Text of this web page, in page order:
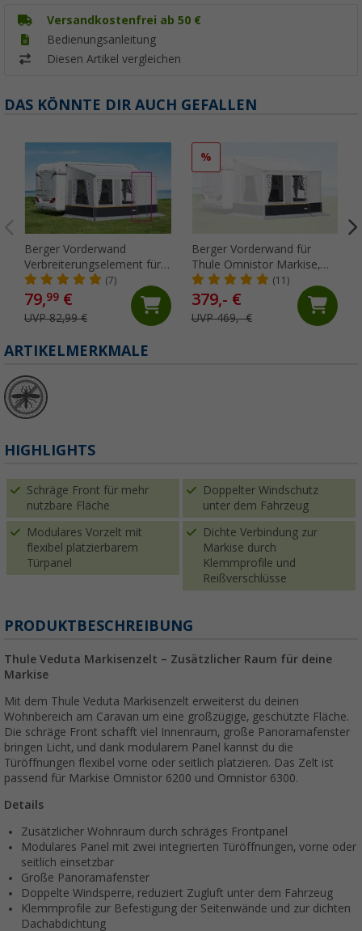
Versandkostenfrei ab 50 €
Bedienungsanleitung
Diesen Artikel vergleichen
DAS KÖNNTE DIR AUCH GEFALLEN
Berger Vorderwand
Verbreiterungselement für
Thule Omnistor Markisen,
50 cm
(7)
79,99 €
UVP 82,99 €
%
Berger Vorderwand für
Thule Omnistor Markise,
400 cm
(11)
379,- €
UVP 469,- €
ARTIKELMERKMALE
HIGHLIGHTS
Schräge Front für mehr
nutzbare Fläche
Doppelter Windschutz
unter dem Fahrzeug
Modulares Vorzelt mit
flexibel platzierbarem
Türpanel
Dichte Verbindung zur
Markise durch
Klemmprofile und
Reißverschlüsse
PRODUKTBESCHREIBUNG
Thule Veduta Markisenzelt – Zusätzlicher Raum für deine
Markise
Mit dem Thule Veduta Markisenzelt erweiterst du deinen
Wohnbereich am Caravan um eine großzügige, geschützte Fläche.
Die schräge Front schafft viel Innenraum, große Panoramafenster
bringen Licht, und dank modularem Panel kannst du die
Türöffnungen flexibel vorne oder seitlich platzieren. Das Zelt ist
passend für Markise Omnistor 6200 und Omnistor 6300.
Details
Zusätzlicher Wohnraum durch schräges Frontpanel
Modulares Panel mit zwei integrierten Türöffnungen, vorne oder
seitlich einsetzbar
Große Panoramafenster
Doppelte Windsperre, reduziert Zugluft unter dem Fahrzeug
Klemmprofile zur Befestigung der Seitenwände und zur dichten
Dachabdichtung